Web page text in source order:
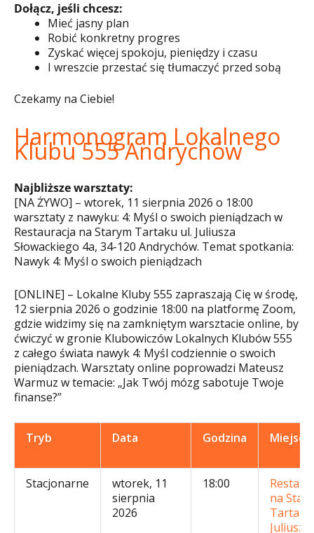
Dołącz, jeśli chcesz:
Mieć jasny plan
Robić konkretny progres
Zyskać więcej spokoju, pieniędzy i czasu
I wreszcie przestać się tłumaczyć przed sobą
Czekamy na Ciebie!
Harmonogram Lokalnego
Klubu 555 Andrychów
Najbliższe warsztaty:
[NA ŻYWO] – wtorek, 11 sierpnia 2026 o 18:00
warsztaty z nawyku: 4: Myśl o swoich pieniądzach w
Restauracja na Starym Tartaku ul. Juliusza
Słowackiego 4a, 34-120 Andrychów. Temat spotkania:
Nawyk 4: Myśl o swoich pieniądzach
[ONLINE] – Lokalne Kluby 555 zapraszają Cię w środę,
12 sierpnia 2026 o godzinie 18:00 na platformę Zoom,
gdzie widzimy się na zamkniętym warsztacie online, by
ćwiczyć w gronie Klubowiczów Lokalnych Klubów 555
z całego świata nawyk 4: Myśl codziennie o swoich
pieniądzach. Warsztaty online poprowadzi Mateusz
Warmuz w temacie: „Jak Twój mózg sabotuje Twoje
finanse?”
Tryb Data Godzina Miejsce
Stacjonarne
wtorek, 11
sierpnia
2026
18:00
na
Juliusza